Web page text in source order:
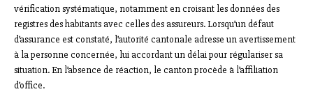
vérification systématique, notamment en croisant les données des
registres des habitants avec celles des assureurs. Lorsqu’un défaut
d’assurance est constaté, l’autorité cantonale adresse un avertissement
à la personne concernée, lui accordant un délai pour régulariser sa
situation. En l’absence de réaction, le canton procède à l’affiliation
d’office.